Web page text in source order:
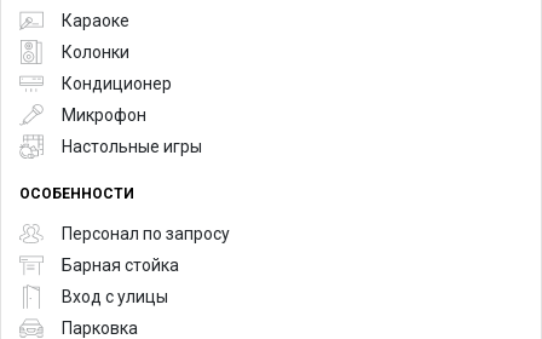
Караоке
Колонки
Кондиционер
Микрофон
Настольные игры
ОСОБЕННОСТИ
Персонал по запросу
Барная стойка
Вход с улицы
Парковка